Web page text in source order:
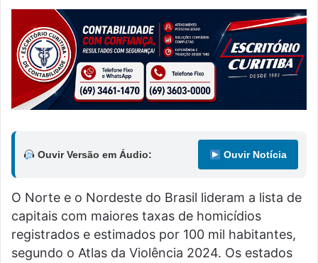
Ouvir Versão em Áudio: Ouvir Notícia
O Norte e o Nordeste do Brasil lideram a lista de
capitais com maiores taxas de homicídios
registrados e estimados por 100 mil habitantes,
segundo o Atlas da Violência 2024. Os estados